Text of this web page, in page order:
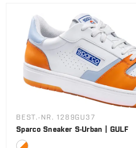
BEST.-NR. 1289GU37
Sparco Sneaker S-Urban | GULF